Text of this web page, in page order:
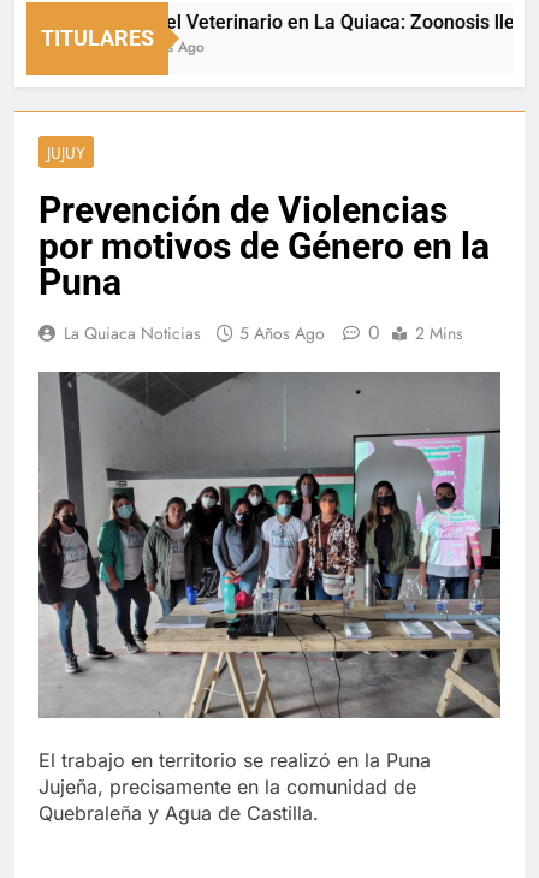
TITULARES
Día del Veterinario en La Quiaca: Zoonosis llevó
3 Horas Ago
JUJUY
Prevención de Violencias
por motivos de Género en la
Puna
La Quiaca Noticias 5 Años Ago 0 2 Mins
El trabajo en territorio se realizó en la Puna
Jujeña, precisamente en la comunidad de
Quebraleña y Agua de Castilla.